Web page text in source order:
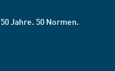
50 Jahre. 50 Normen.